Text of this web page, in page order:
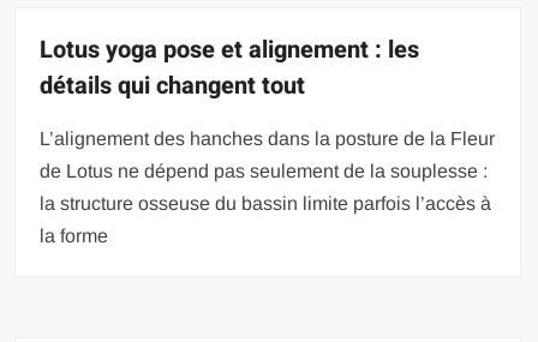
Lotus yoga pose et alignement : les
détails qui changent tout
L’alignement des hanches dans la posture de la Fleur
de Lotus ne dépend pas seulement de la souplesse :
la structure osseuse du bassin limite parfois l’accès à
la forme